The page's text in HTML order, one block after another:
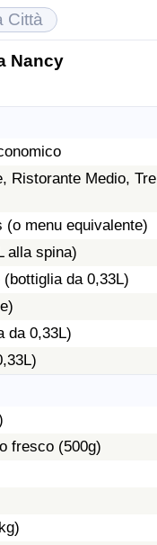
Nancy
Ristorante Medio, Tre
(o menu equivalente)
alla spina)
da 0,33L)
da 0,33L)
fresco (500g)
Vita (corrente)
Vita
Vita per Nazione
Case (Corrente)
Case
Case per Nazione
della Vita
della Vita (Corrente)
vita per Paese
Criminalità (Corrente)
per paese
Sanitaria (Corrente)
Sanitaria